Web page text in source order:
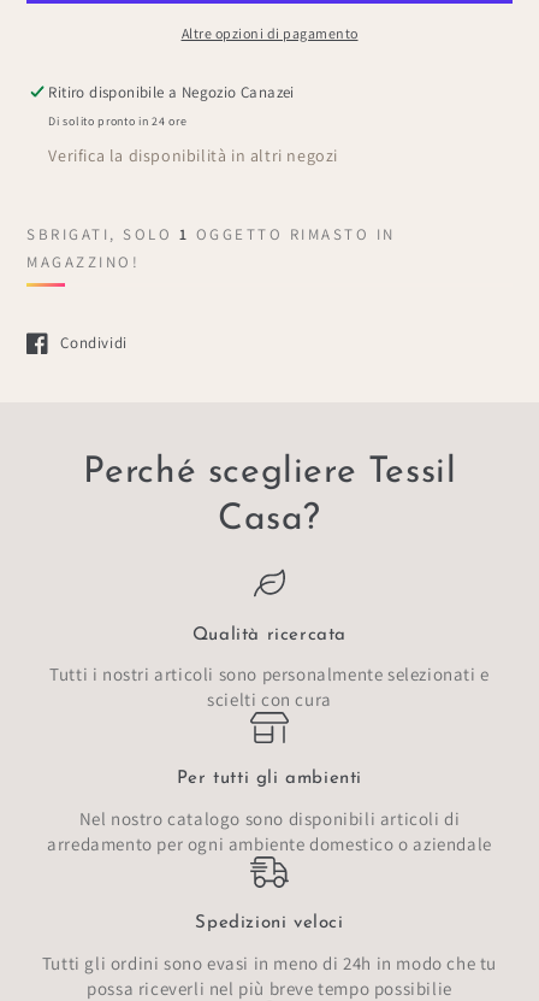
Altre opzioni di pagamento
Ritiro disponibile a Negozio Canazei
Di solito pronto in 24 ore
Verifica la disponibilità in altri negozi
SBRIGATI, SOLO 1 OGGETTO RIMASTO IN
MAGAZZINO!
Condividi
Si apre in una nuova finestra.
Perché scegliere Tessil
Casa?
Qualità ricercata
Tutti i nostri articoli sono personalmente selezionati e
scielti con cura
Per tutti gli ambienti
Nel nostro catalogo sono disponibili articoli di
arredamento per ogni ambiente domestico o aziendale
Spedizioni veloci
Tutti gli ordini sono evasi in meno di 24h in modo che tu
possa riceverli nel più breve tempo possibilie